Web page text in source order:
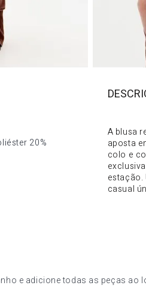
20%
A blusa
aposta
colo e
estação.
casual
e adicione todas as peças ao